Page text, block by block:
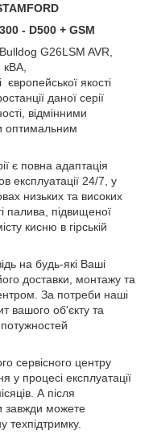
- D500 + GSM
G26LSM AVR,
якості
даної серії
відмінними
оптимальним
є повна адаптація
експлуатації 24/7, у
низьких та високих
палива, підвищеної
кисню в гірській
на будь-які Ваші
доставки, монтажу та
За потреби наші
вашого об'єкту та
сервісного центру
у процесі експлуатації
А після
завжди можете
техпідтримку.